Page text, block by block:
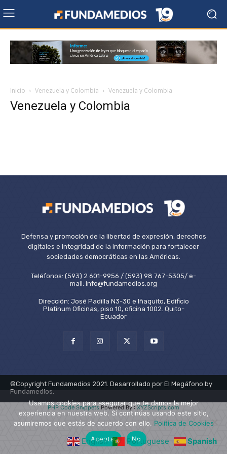
Inicio Venezuela y Colombia Venezuela y Colombia
Venezuela y Colombia
Defensa y promoción de la libertad de expresión, derechos
digitales e integridad de la información para fortalecer
sociedades democráticas en las Américas.
Teléfonos: (593) 2 601-9956 / (593) 98 767-5305/ e-
mail: info@fundamedios.org
Dirección: José Padilla N3-30 e Iñaquito, Edificio
Platinum Oficinas, piso 10, oficina 1002. Quito-
Ecuador
©Copyright Fundamedios 2021. Desarrollado por El Megáfono by
Fundamedios.
English Portuguese Spanish
PHP Code SnippetsPowered By :XYZScripts.com
Usamos cookies para asegurar que te damos la mejor
experiencia en nuestra web. Si continúas usando este sitio,
asumiremos que estás de acuerdo con ello. Política de Cookies
Aceptar
No